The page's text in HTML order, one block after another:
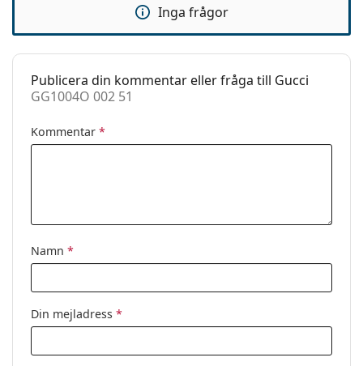
Nej
Tillbehör
Fodral:
Ja
Putsduk:
Övrigt
Varumärke:
Gucci
Kod:
GG1004O 002 51
Inga frågor
Publicera din kommentar eller fråga till Gucci
GG1004O 002 51
Kommentar *
Namn *
Din mejladress *